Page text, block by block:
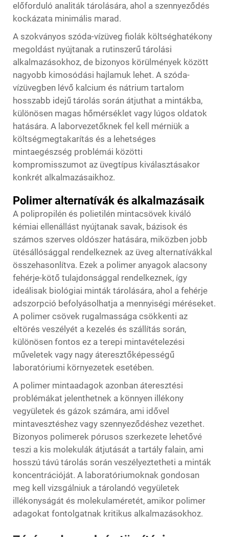
előforduló analiták tárolására, ahol a szennyeződés
kockázata minimális marad.
A szokványos szóda-vízüveg fiolák költséghatékony
megoldást nyújtanak a rutinszerű tárolási
alkalmazásokhoz, de bizonyos körülmények között
nagyobb kimosódási hajlamuk lehet. A szóda-
vízüvegben lévő kalcium és nátrium tartalom
hosszabb idejű tárolás során átjuthat a mintákba,
különösen magas hőmérséklet vagy lúgos oldatok
hatására. A laborvezetőknek fel kell mérniük a
költségmegtakarítás és a lehetséges
mintaegészség problémái közötti
kompromisszumot az üvegtípus kiválasztásakor
konkrét alkalmazásaikhoz.
Polimer alternatívák és alkalmazásaik
A polipropilén és polietilén mintacsövek kiváló
kémiai ellenállást nyújtanak savak, bázisok és
számos szerves oldószer hatására, miközben jobb
ütésállósággal rendelkeznek az üveg alternatívákkal
összehasonlítva. Ezek a polimer anyagok alacsony
fehérje-kötő tulajdonsággal rendelkeznek, így
ideálisak biológiai minták tárolására, ahol a fehérje
adszorpció befolyásolhatja a mennyiségi méréseket.
A polimer csövek rugalmassága csökkenti az
eltörés veszélyét a kezelés és szállítás során,
különösen fontos ez a terepi mintavételezési
műveletek vagy nagy áteresztőképességű
laboratóriumi környezetek esetében.
A polimer mintaadagok azonban áteresztési
problémákat jelenthetnek a könnyen illékony
vegyületek és gázok számára, ami idővel
mintavesztéshez vagy szennyeződéshez vezethet.
Bizonyos polimerek pórusos szerkezete lehetővé
teszi a kis molekulák átjutását a tartály falain, ami
hosszú távú tárolás során veszélyeztetheti a minták
koncentrációját. A laboratóriumoknak gondosan
meg kell vizsgálniuk a tárolandó vegyületek
illékonyságát és molekulaméretét, amikor polimer
adagokat fontolgatnak kritikus alkalmazásokhoz.